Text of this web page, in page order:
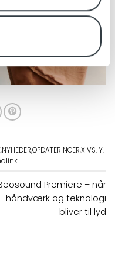
,NYHEDER,OPDATERINGER,X VS. Y.
.
Premiere – når
håndværk og teknologi
bliver til lyd